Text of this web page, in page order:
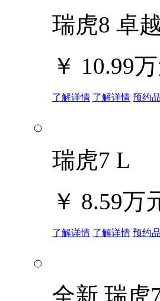
瑞虎8 卓
￥ 10.99
了解详情 了解详情 预约
瑞虎7 L
￥ 8.59万
了解详情 了解详情 预约
全新 瑞虎